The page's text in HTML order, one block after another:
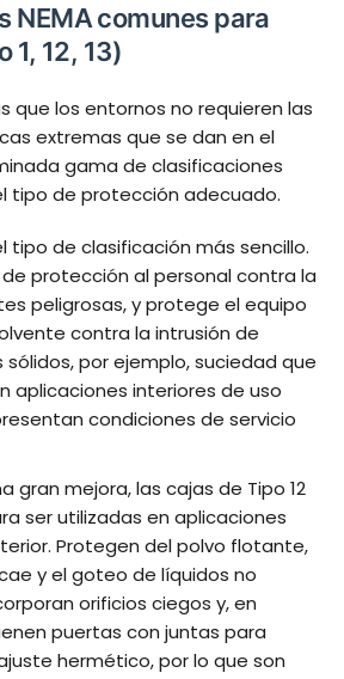
NEMA comunes para
1, 12, 13)
que los entornos no requieren las
extremas que se dan en el
gama de clasificaciones
tipo de protección adecuado.
tipo de clasificación más sencillo.
protección al personal contra la
peligrosas, y protege el equipo
contra la intrusión de
por ejemplo, suciedad que
aplicaciones interiores de uso
condiciones de servicio
gran mejora, las cajas de Tipo 12
ser utilizadas en aplicaciones
Protegen del polvo flotante,
y el goteo de líquidos no
orificios ciegos y, en
puertas con juntas para
hermético, por lo que son